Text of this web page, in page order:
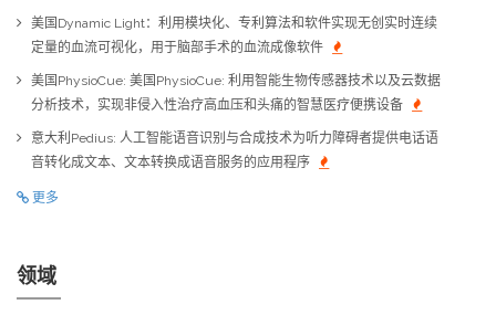
美国Dynamic Light：利用模块化、专利算法和软件实现无创实时连续
定量的血流可视化，用于脑部手术的血流成像软件
美国PhysioCue: 美国PhysioCue: 利用智能生物传感器技术以及云数据
分析技术，实现非侵入性治疗高血压和头痛的智慧医疗便携设备
意大利Pedius: 人工智能语音识别与合成技术为听力障碍者提供电话语
音转化成文本、文本转换成语音服务的应用程序
更多
领域